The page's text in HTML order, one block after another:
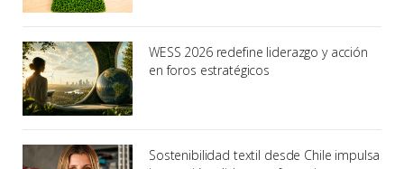
WESS 2026 redefine liderazgo y acción
en foros estratégicos
Sostenibilidad textil desde Chile impulsa